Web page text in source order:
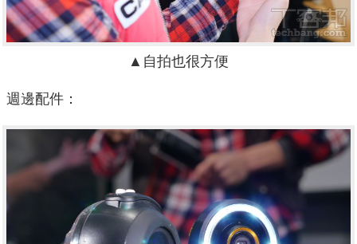
▲自拍也很方便
週邊配件：